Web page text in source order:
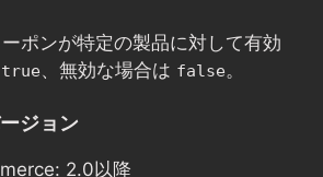
ポンが特定の製品に対して有効
true、無効な場合は false。
ジョン
2.0以降